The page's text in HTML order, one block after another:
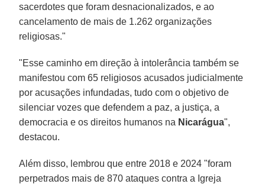
sacerdotes que foram desnacionalizados, e ao
cancelamento de mais de 1.262 organizações
religiosas."
"Esse caminho em direção à intolerância também se
manifestou com 65 religiosos acusados judicialmente
por acusações infundadas, tudo com o objetivo de
silenciar vozes que defendem a paz, a justiça, a
democracia e os direitos humanos na Nicarágua",
destacou.
Além disso, lembrou que entre 2018 e 2024 "foram
perpetrados mais de 870 ataques contra a Igreja